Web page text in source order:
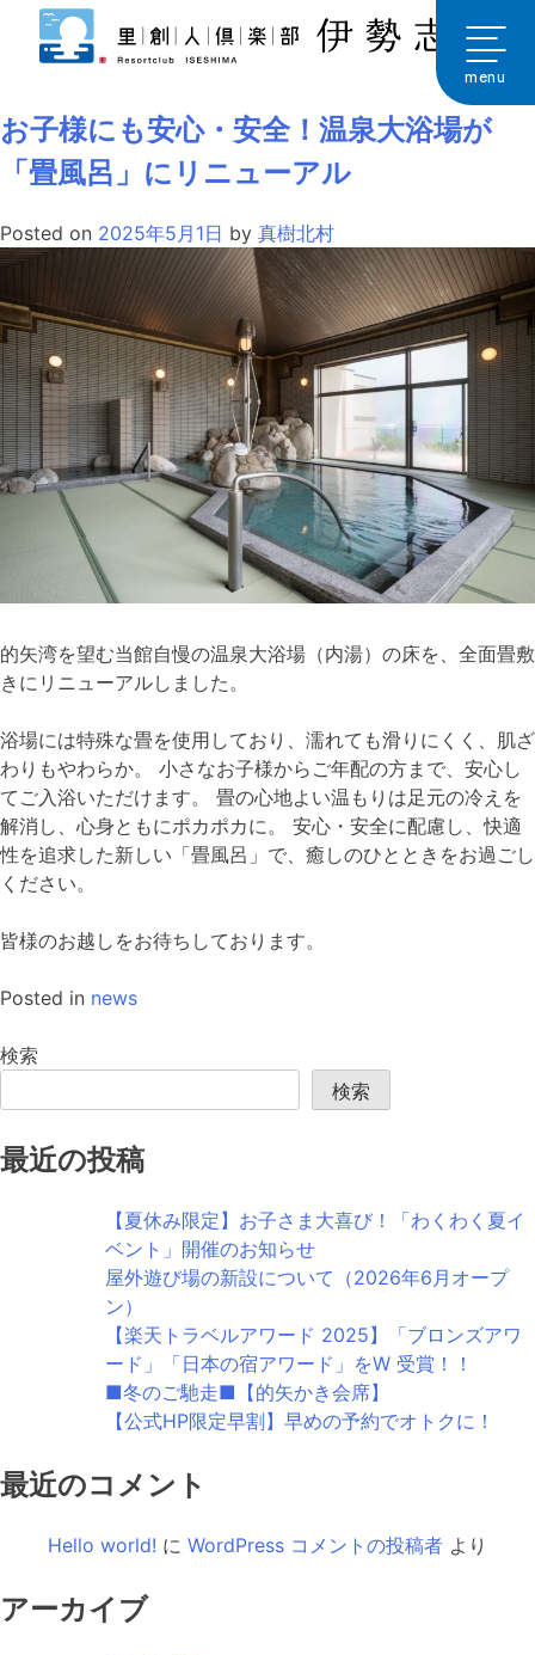
content
menu
月:2025年5月
お子様にも安心・安全！温泉大浴場が
「畳風呂」にリニューアル
Posted on 2025年5月1日 by 真樹北村
的矢湾を望む当館自慢の温泉大浴場（内湯）の床を、全面畳敷
きにリニューアルしました。
浴場には特殊な畳を使用しており、濡れても滑りにくく、肌ざ
わりもやわらか。 小さなお子様からご年配の方まで、安心し
てご入浴いただけます。 畳の心地よい温もりは足元の冷えを
解消し、心身ともにポカポカに。 安心・安全に配慮し、快適
性を追求した新しい「畳風呂」で、癒しのひとときをお過ごし
ください。
皆様のお越しをお待ちしております。
Posted in news
検索
検索
最近の投稿
【夏休み限定】お子さま大喜び！「わくわく夏イ
ベント」開催のお知らせ
屋外遊び場の新設について（2026年6月オープ
ン）
【楽天トラベルアワード 2025】「ブロンズアワ
ード」「日本の宿アワード」をW 受賞！！
■冬のご馳走■【的矢かき会席】
【公式HP限定早割】早めの予約でオトクに！
最近のコメント
Hello world! に WordPress コメントの投稿者 より
アーカイブ